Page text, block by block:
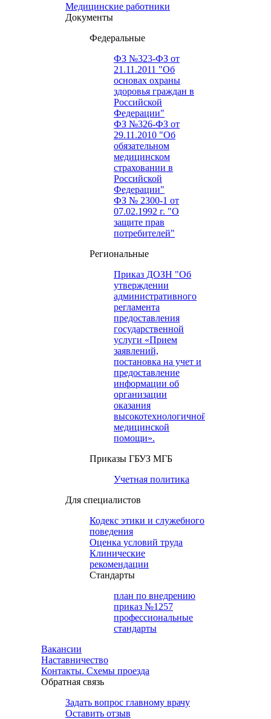
Медицинские работники
Документы
Федеральные
ФЗ №323-ФЗ от
21.11.2011 "Об
основах охраны
здоровья граждан в
Российской
Федерации"
ФЗ №326-ФЗ от
29.11.2010 "Об
обязательном
медицинском
страховании в
Российской
Федерации"
ФЗ № 2300-1 от
07.02.1992 г. "О
защите прав
потребителей"
Региональные
Приказ ДОЗН "Об
утверждении
административного
регламента
предоставления
государственной
услуги «Прием
заявлений,
постановка на учет и
предоставление
информации об
организации
оказания
высокотехнологичной
медицинской
помощи».
Приказы ГБУЗ МГБ
Учетная политика
Для специалистов
Кодекс этики и служебного
поведения
Оценка условий труда
Клинические
рекомендации
Cтандарты
план по внедрению
приказ №1257
профессиональные
стандарты
Вакансии
Наставничество
Контакты. Схемы проезда
Обратная связь
Задать вопрос главному врачу
Оставить отзыв